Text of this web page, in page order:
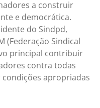
a construir
e democrática.
do Sindpd,
(Federação Sindical
principal contribuir
contra todas
apropriadas